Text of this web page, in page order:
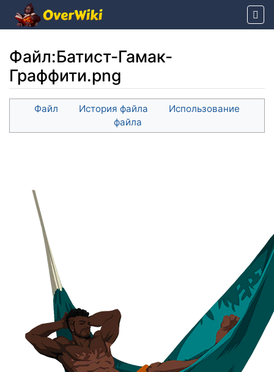
Файл:Батист-Гамак-
Граффити.png
Перейти к: навигация, поиск
Файл История файла
Использование
файла